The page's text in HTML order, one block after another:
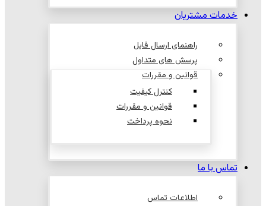
خدمات مشتریان
راهنمای ارسال فایل
پرسش های متداول
قوانین و مقررات
کنترل کیفیت
قوانین و مقررات
نحوه پرداخت
تماس با ما
اطلاعات تماس